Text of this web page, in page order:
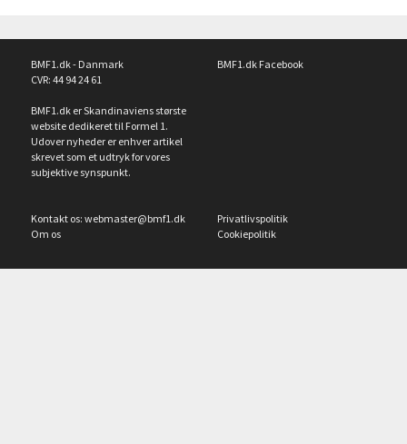
BMF1.dk - Danmark
CVR: 44 94 24 61
BMF1.dk er Skandinaviens største
website dedikeret til Formel 1.
Udover nyheder er enhver artikel
skrevet som et udtryk for vores
subjektive synspunkt.
BMF1.dk Facebook
Kontakt os: webmaster@bmf1.dk
Om os
Privatlivspolitik
Cookiepolitik